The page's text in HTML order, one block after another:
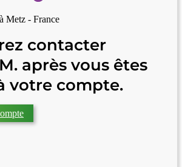
Metz - France
contacter
après vous êtes
votre compte.